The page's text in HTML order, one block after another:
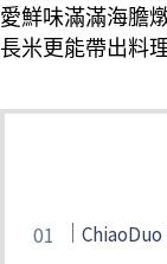
愛鮮味滿滿海膽
長米更能帶出料